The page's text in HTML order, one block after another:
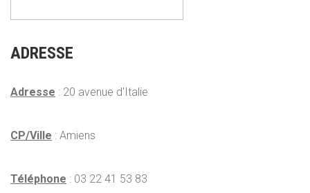
ADRESSE
Adresse : 20 avenue d'Italie
CP/Ville : Amiens
Téléphone : 03 22 41 53 83